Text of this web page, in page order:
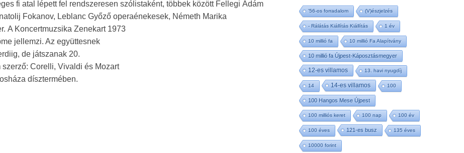
fi atal lépett fel rendszeresen szólistaként, többek között Fellegi Ádám
Fokanov, Leblanc Győző operaénekesek, Németh Marika
A Koncertmuzsika Zenekart 1973
jellemzi. Az együttesnek
de játszanak 20.
Corelli, Vivaldi és Mozart
dísztermében.
'56-os forradalom (V)észjelzés
- Rálátás Kiállítás Kiállítás 1 év
10 millió fa 10 millió Fa Alapítvány
10 millió fa Újpest-Káposztásmegyer
12-es villamos 13. havi nyugdíj
14 14-es villamos 100
100 Hangos Mese Újpest
100 milliós keret 100 nap 100 év
100 éves 121-es busz 135 éves
10000 forint